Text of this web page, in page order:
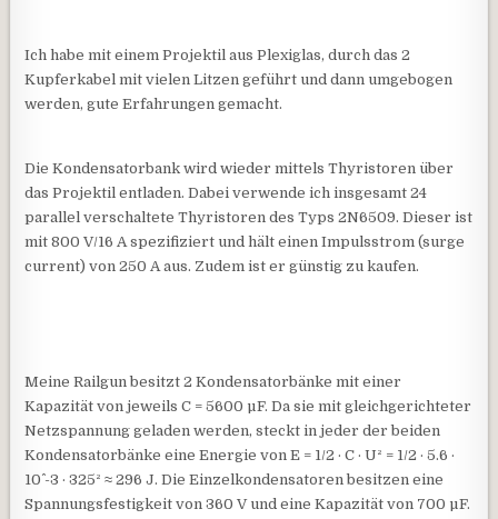
Ich habe mit einem Projektil aus Plexiglas, durch das 2
Kupferkabel mit vielen Litzen geführt und dann umgebogen
werden, gute Erfahrungen gemacht.
Die Kondensatorbank wird wieder mittels Thyristoren über
das Projektil entladen. Dabei verwende ich insgesamt 24
parallel verschaltete Thyristoren des Typs 2N6509. Dieser ist
mit 800 V/16 A spezifiziert und hält einen Impulsstrom (surge
current) von 250 A aus. Zudem ist er günstig zu kaufen.
Meine Railgun besitzt 2 Kondensatorbänke mit einer
Kapazität von jeweils C = 5600 µF. Da sie mit gleichgerichteter
Netzspannung geladen werden, steckt in jeder der beiden
Kondensatorbänke eine Energie von E = 1/2 · C · U² = 1/2 · 5.6 ·
10^ -3 · 325² ≈ 296 J. Die Einzelkondensatoren besitzen eine
Spannungsfestigkeit von 360 V und eine Kapazität von 700 µF.